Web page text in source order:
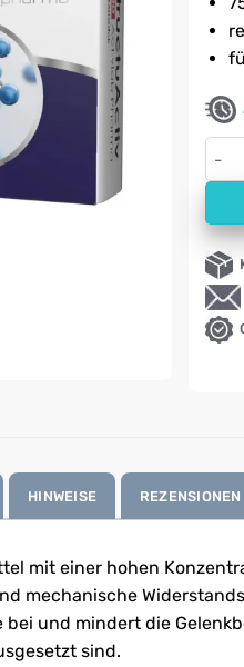
HINWEISE
mit einer hohen
mechanische
und mindert die
sind.